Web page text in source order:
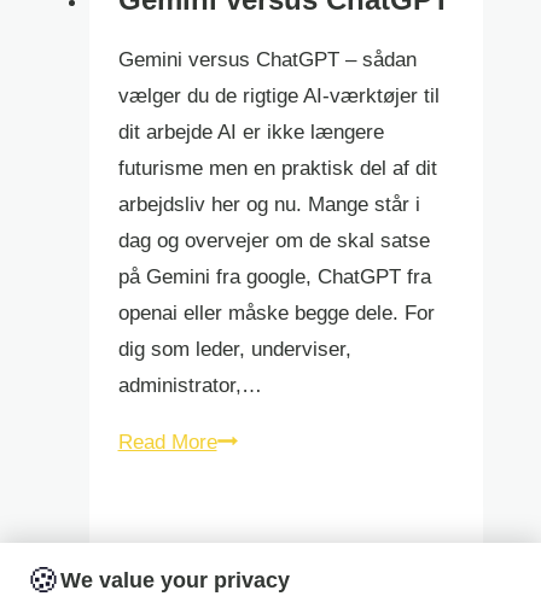
Gemini versus ChatGPT – sådan
vælger du de rigtige AI-værktøjer til
dit arbejde AI er ikke længere
futurisme men en praktisk del af dit
arbejdsliv her og nu. Mange står i
dag og overvejer om de skal satse
på Gemini fra google, ChatGPT fra
openai eller måske begge dele. For
dig som leder, underviser,
administrator,…
Read MoreGemini
🍪We value your privacy